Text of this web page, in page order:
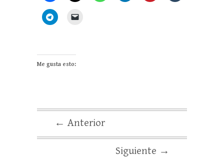
Me gusta esto:
← Anterior
Siguiente →